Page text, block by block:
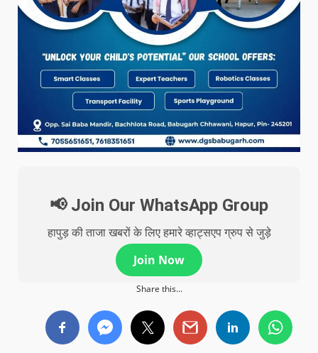
📢 Join Our WhatsApp Group
हापुड़ की ताजा खबरों के लिए हमारे व्हाट्सएप ग्रुप से जुड़े
Join Now
Share this...